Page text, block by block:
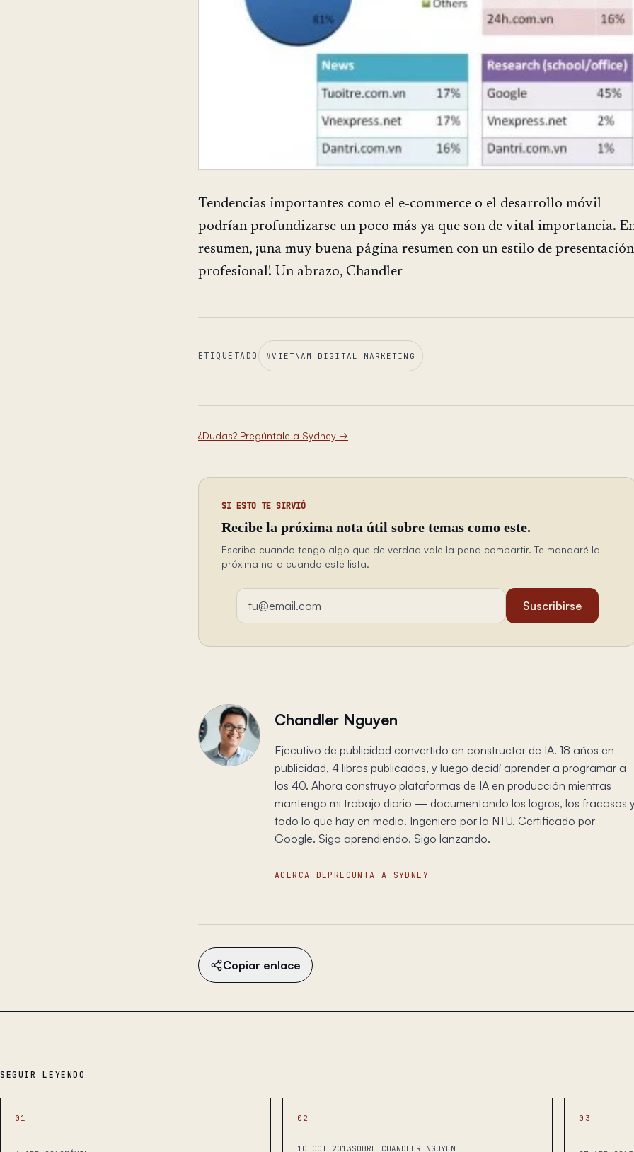
Tendencias importantes como el e-commerce o el desarrollo móvil
podrían profundizarse un poco más ya que son de vital importancia.
resumen, ¡una muy buena página resumen con un estilo de presentación
profesional! Un abrazo, Chandler
ETIQUETADO #VIETNAM DIGITAL MARKETING
¿Dudas? Pregúntale a Sydney →
SI ESTO TE SIRVIÓ
Recibe la próxima nota útil sobre temas como este.
Escribo cuando tengo algo que de verdad vale la pena compartir. Te mandaré la
próxima nota cuando esté lista.
Dirección de email
Suscribirse
Chandler Nguyen
Ejecutivo de publicidad convertido en constructor de IA. 18 años en
publicidad, 4 libros publicados, y luego decidí aprender a programar a
los 40. Ahora construyo plataformas de IA en producción mientras
mantengo mi trabajo diario — documentando los logros, los fracasos
todo lo que hay en medio. Ingeniero por la NTU. Certificado por
Google. Sigo aprendiendo. Sigo lanzando.
ACERCA DE PREGUNTA A SYDNEY
Copiar enlace
SEGUIR LEYENDO
01 02
10 OCT 2013SOBRE CHANDLER NGUYEN
03